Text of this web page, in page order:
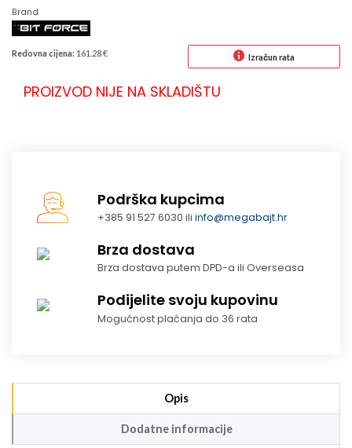
Brand
Redovna cijena: 161.28 € Izračun rata
PROIZVOD NIJE NA SKLADIŠTU
Podrška kupcima
+385 91 527 6030 iliinfo@megabajt.hr
Brza dostava
Brza dostava putem DPD-a ili Overseasa
Podijelite svoju kupovinu
Mogućnost plaćanja do 36 rata
Opis
Dodatne informacije